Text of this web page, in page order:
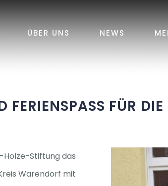
ÜBER UNS NEWS
FÜR DIE
Stiftung das
Warendorf mit